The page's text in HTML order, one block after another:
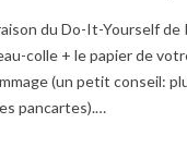
du Do-It-Yourself de
colle + le papier de
(un petit conseil:
pancartes).…